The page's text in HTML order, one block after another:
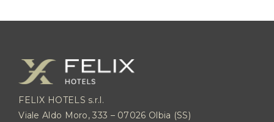
FELIX HOTELS s.r.l.
Viale Aldo Moro, 333 – 07026 Olbia (SS)